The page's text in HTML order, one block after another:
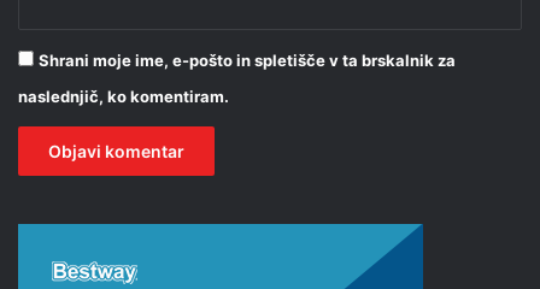
Shrani moje ime, e-pošto in spletišče v ta brskalnik za
naslednjič, ko komentiram.